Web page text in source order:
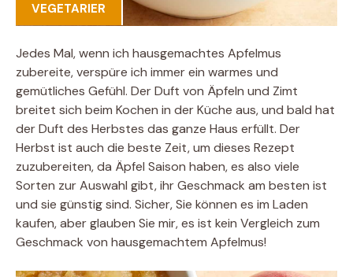
VEGETARIER
Jedes Mal, wenn ich hausgemachtes Apfelmus
zubereite, verspüre ich immer ein warmes und
gemütliches Gefühl. Der Duft von Äpfeln und Zimt
breitet sich beim Kochen in der Küche aus, und bald hat
der Duft des Herbstes das ganze Haus erfüllt. Der
Herbst ist auch die beste Zeit, um dieses Rezept
zuzubereiten, da Äpfel Saison haben, es also viele
Sorten zur Auswahl gibt, ihr Geschmack am besten ist
und sie günstig sind. Sicher, Sie können es im Laden
kaufen, aber glauben Sie mir, es ist kein Vergleich zum
Geschmack von hausgemachtem Apfelmus!